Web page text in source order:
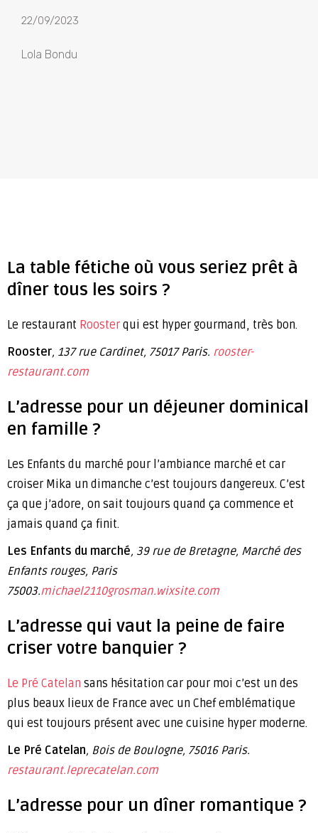
22/09/2023
Lola Bondu
La table fétiche où vous seriez prêt à
dîner tous les soirs ?
Le restaurant Rooster qui est hyper gourmand, très bon.
Rooster, 137 rue Cardinet, 75017 Paris. rooster-
restaurant.com
L’adresse pour un déjeuner dominical
en famille ?
Les Enfants du marché pour l’ambiance marché et car
croiser Mika un dimanche c’est toujours dangereux. C’est
ça que j’adore, on sait toujours quand ça commence et
jamais quand ça finit.
Les Enfants du marché, 39 rue de Bretagne, Marché des
Enfants rouges, Paris
75003.michael2110grosman.wixsite.com
L’adresse qui vaut la peine de faire
criser votre banquier ?
Le Pré Catelan sans hésitation car pour moi c’est un des
plus beaux lieux de France avec un Chef emblématique
qui est toujours présent avec une cuisine hyper moderne.
Le Pré Catelan, Bois de Boulogne, 75016 Paris.
restaurant.leprecatelan.com
L’adresse pour un dîner romantique ?